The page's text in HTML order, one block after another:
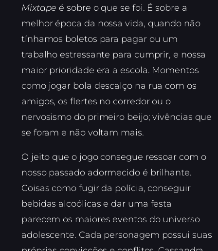
Mixtape é sobre o que se foi. É sobre a
melhor época da nossa vida, quando não
tínhamos boletos para pagar ou um
trabalho estressante para cumprir, e nossa
maior prioridade era a escola. Momentos
como jogar bola descalço na rua com os
amigos, os flertes no corredor ou o
nervosismo do primeiro beijo; vivências que
se foram e não voltam mais.
O jeito que o jogo consegue ressoar com o
nosso passado adormecido é brilhante.
Coisas como fugir da polícia, conseguir
bebidas alcoólicas e dar uma festa
parecem os maiores eventos do universo
adolescente. Cada personagem possui suas